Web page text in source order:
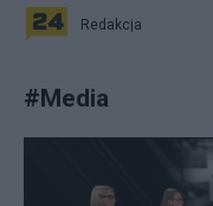
Redakcja
#Media